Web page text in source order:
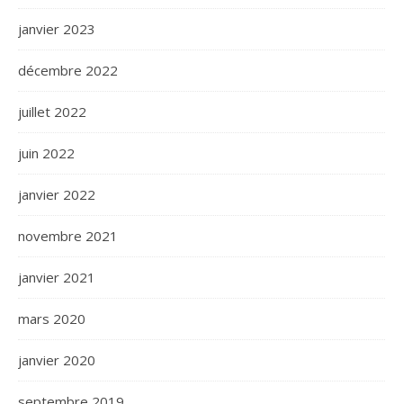
janvier 2023
décembre 2022
juillet 2022
juin 2022
janvier 2022
novembre 2021
janvier 2021
mars 2020
janvier 2020